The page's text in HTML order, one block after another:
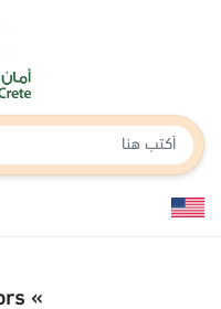
» Pure visitors